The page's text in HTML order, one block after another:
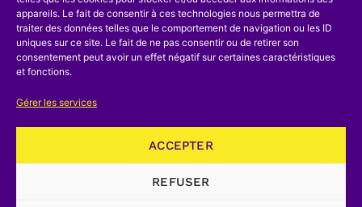
appareils. Le fait de consentir à ces technologies nous permettra de
traiter des données telles que le comportement de navigation ou les ID
uniques sur ce site. Le fait de ne pas consentir ou de retirer son
consentement peut avoir un effet négatif sur certaines caractéristiques
et fonctions.
Gérer les services
ACCEPTER
REFUSER
précédent. Pour la première fois on
trouve dans un de ses écrits l’expression
« anneau de Gramme ». Il y aura encore
pour quelques précisions de détail.
Désormais l’étape de démarrage est bien
franchie et je n’ai pas pu poursuivre le
dépouillement des autres brevets qui ne